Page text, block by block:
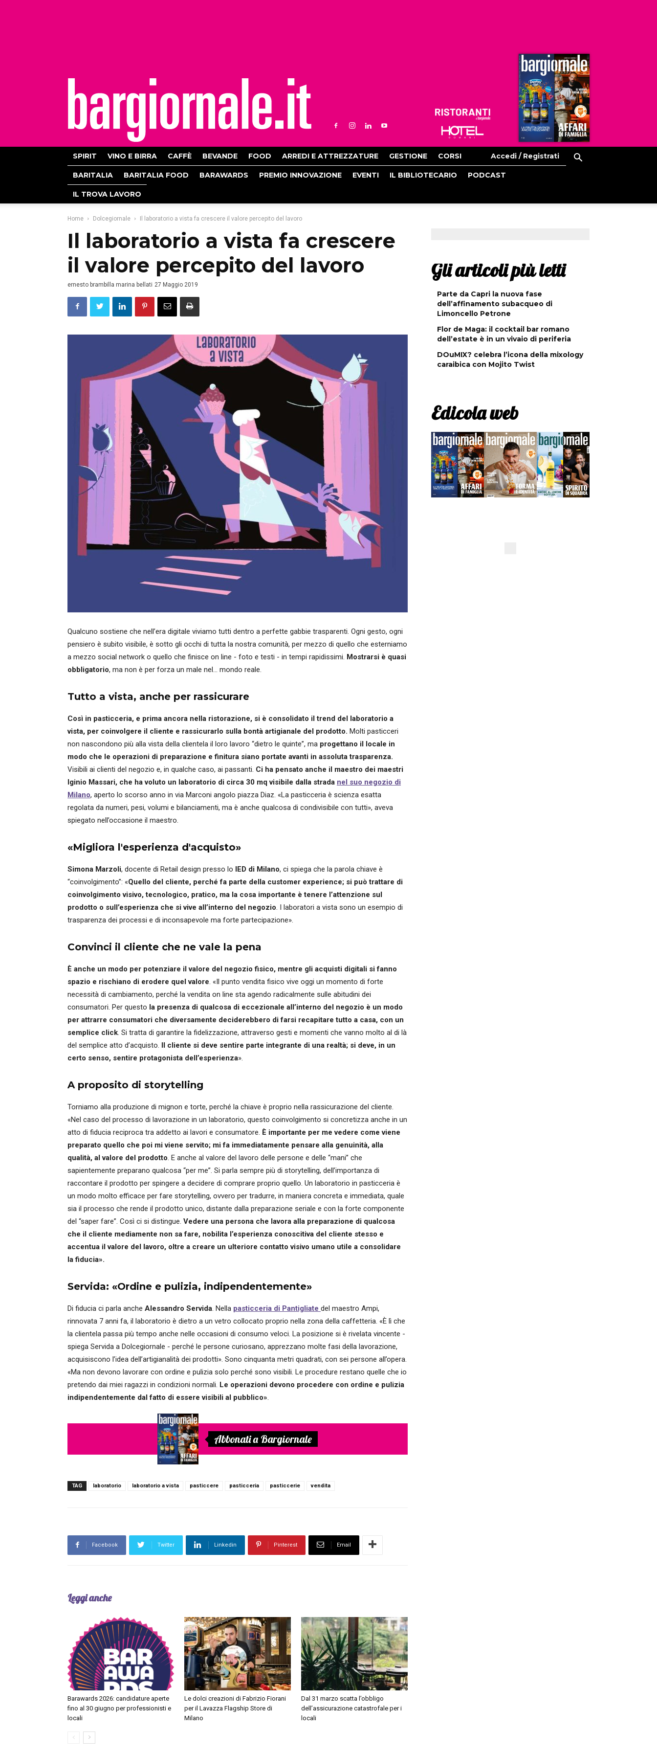
Ristoranti
Hoteldomani
SPIRIT VINO E BIRRA CAFFÈ BEVANDE FOOD ARREDI E ATTREZZATURE GESTIONE CORSI Accedi / Registrati
BARITALIA BARITALIA FOOD BARAWARDS PREMIO INNOVAZIONE EVENTI IL BIBLIOTECARIO PODCAST
IL TROVA LAVORO
Home Dolcegiornale Il laboratorio a vista fa crescere il valore percepito del lavoro
Il laboratorio a vista fa crescere
il valore percepito del lavoro
ernesto brambilla marina bellati 27 Maggio 2019
Qualcuno sostiene che nell’era digitale viviamo tutti dentro a perfette gabbie trasparenti. Ogni gesto, ogni
pensiero è subito visibile, è sotto gli occhi di tutta la nostra comunità, per mezzo di quello che esterniamo
a mezzo social network o quello che finisce on line - foto e testi - in tempi rapidissimi. Mostrarsi è quasi
obbligatorio, ma non è per forza un male nel... mondo reale.
Tutto a vista, anche per rassicurare
Così in pasticceria, e prima ancora nella ristorazione, si è consolidato il trend del laboratorio a
vista, per coinvolgere il cliente e rassicurarlo sulla bontà artigianale del prodotto. Molti pasticceri
non nascondono più alla vista della clientela il loro lavoro “dietro le quinte”, ma progettano il locale in
modo che le operazioni di preparazione e finitura siano portate avanti in assoluta trasparenza.
Visibili ai clienti del negozio e, in qualche caso, ai passanti. Ci ha pensato anche il maestro dei maestri
Iginio Massari, che ha voluto un laboratorio di circa 30 mq visibile dalla strada nel suo negozio di
Milano, aperto lo scorso anno in via Marconi angolo piazza Diaz. «La pasticceria è scienza esatta
regolata da numeri, pesi, volumi e bilanciamenti, ma è anche qualcosa di condivisibile con tutti», aveva
spiegato nell’occasione il maestro.
«Migliora l'esperienza d'acquisto»
Simona Marzoli, docente di Retail design presso lo IED di Milano, ci spiega che la parola chiave è
“coinvolgimento”: «Quello del cliente, perché fa parte della customer experience; si può trattare di
coinvolgimento visivo, tecnologico, pratico, ma la cosa importante è tenere l’attenzione sul
prodotto o sull’esperienza che si vive all’interno del negozio. I laboratori a vista sono un esempio di
trasparenza dei processi e di inconsapevole ma forte partecipazione».
Convinci il cliente che ne vale la pena
È anche un modo per potenziare il valore del negozio fisico, mentre gli acquisti digitali si fanno
spazio e rischiano di erodere quel valore. «Il punto vendita fisico vive oggi un momento di forte
necessità di cambiamento, perché la vendita on line sta agendo radicalmente sulle abitudini dei
consumatori. Per questo la presenza di qualcosa di eccezionale all’interno del negozio è un modo
per attrarre consumatori che diversamente deciderebbero di farsi recapitare tutto a casa, con un
semplice click. Si tratta di garantire la fidelizzazione, attraverso gesti e momenti che vanno molto al di là
del semplice atto d’acquisto. Il cliente si deve sentire parte integrante di una realtà; si deve, in un
certo senso, sentire protagonista dell’esperienza».
A proposito di storytelling
Torniamo alla produzione di mignon e torte, perché la chiave è proprio nella rassicurazione del cliente.
«Nel caso del processo di lavorazione in un laboratorio, questo coinvolgimento si concretizza anche in un
atto di fiducia reciproca tra addetto ai lavori e consumatore. È importante per me vedere come viene
preparato quello che poi mi viene servito; mi fa immediatamente pensare alla genuinità, alla
qualità, al valore del prodotto. E anche al valore del lavoro delle persone e delle “mani” che
sapientemente preparano qualcosa “per me”. Si parla sempre più di storytelling, dell’importanza di
raccontare il prodotto per spingere a decidere di comprare proprio quello. Un laboratorio in pasticceria è
un modo molto efficace per fare storytelling, ovvero per tradurre, in maniera concreta e immediata, quale
sia il processo che rende il prodotto unico, distante dalla preparazione seriale e con la forte componente
del “saper fare”. Così ci si distingue. Vedere una persona che lavora alla preparazione di qualcosa
che il cliente mediamente non sa fare, nobilita l’esperienza conoscitiva del cliente stesso e
accentua il valore del lavoro, oltre a creare un ulteriore contatto visivo umano utile a consolidare
la fiducia».
Servida: «Ordine e pulizia, indipendentemente»
Di fiducia ci parla anche Alessandro Servida. Nella pasticceria di Pantigliate del maestro Ampi,
rinnovata 7 anni fa, il laboratorio è dietro a un vetro collocato proprio nella zona della caffetteria. «È lì che
la clientela passa più tempo anche nelle occasioni di consumo veloci. La posizione si è rivelata vincente -
spiega Servida a Dolcegiornale - perché le persone curiosano, apprezzano molte fasi della lavorazione,
acquisiscono l’idea dell’artigianalità dei prodotti». Sono cinquanta metri quadrati, con sei persone all’opera.
«Ma non devono lavorare con ordine e pulizia solo perché sono visibili. Le procedure restano quelle che io
pretendo dai miei ragazzi in condizioni normali. Le operazioni devono procedere con ordine e pulizia
indipendentemente dal fatto di essere visibili al pubblico».
Abbonati a Bargiornale
TAG laboratorio laboratorio a vista pasticcere pasticceria pasticcerie vendita
Facebook Twitter Linkedin Pinterest Email
Leggi anche
Barawards 2026: candidature aperte
fino al 30 giugno per professionisti e
locali
Le dolci creazioni di Fabrizio Fiorani
per il Lavazza Flagship Store di
Milano
Dal 31 marzo scatta l’obbligo
dell’assicurazione catastrofale per i
locali
Gli articoli più letti
Parte da Capri la nuova fase
dell’affinamento subacqueo di
Limoncello Petrone
Flor de Maga: il cocktail bar romano
dell’estate è in un vivaio di periferia
DOuMIX? celebra l’icona della mixology
caraibica con Mojito Twist
Edicola web